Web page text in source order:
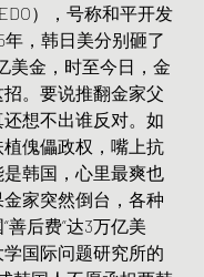
），号称和平开发
，韩日美分别砸了
美金，时至今日，金
。要说推翻金家父
想不出谁反对。如
傀儡政权，嘴上抗
韩国，心里最爽也
家突然倒台，各种
善后费”达3万亿美
国际问题研究所的